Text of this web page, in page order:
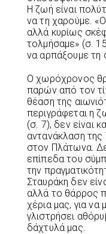
Η ζωή είναι
να τη χαρούμε.
αλλά κυρίως
τολμήσαμε» (σ.
να αρπάξουμε τη
Ο χωρόχρονος
παρών από τον
θέαση της
περιγράφεται η
(σ. 7), δεν είναι
αντανάκλαση
στον Πλάτωνα.
επίπεδα του
την
Σταυράκη δεν
αλλά το θάρρος
χέρια μας, για
γλιστρήσει
δάχτυλά μας.